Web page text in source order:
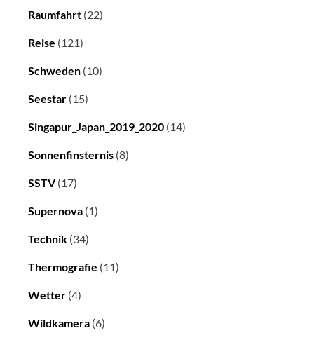
Raumfahrt (22)
Reise (121)
Schweden (10)
Seestar (15)
Singapur_Japan_2019_2020 (14)
Sonnenfinsternis (8)
SSTV(17)
Supernova (1)
Technik (34)
Thermografie (11)
Wetter (4)
Wildkamera (6)